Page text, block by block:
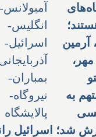
آرمین
به
شد؛ اسرائیل